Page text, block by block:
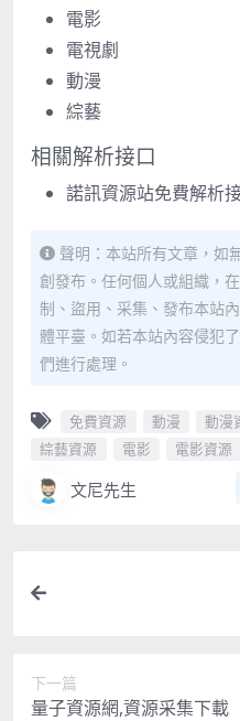
電影
電視劇
動漫
綜藝
相關解析接口
諾訊資源站免費解析
聲明：本站所有文章，如
創發布。任何個人或組織，
制、盜用、采集、發布本站
體平臺。如若本站內容侵犯
們進行處理。
免費資源 動漫 動漫
綜藝資源
電影 電影資源
文尼先生
下一篇
量子資源網,資源采集下載